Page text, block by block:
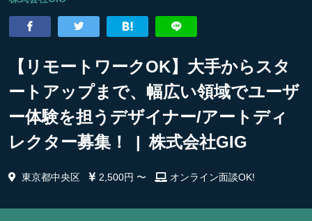
【リモートワークOK】大手からスタ
ートアップまで、幅広い領域でユーザ
ー体験を担うデザイナー/アートディ
レクター募集！ | 株式会社GIG
東京都中央区 2,500円 〜 オンライン面談OK!